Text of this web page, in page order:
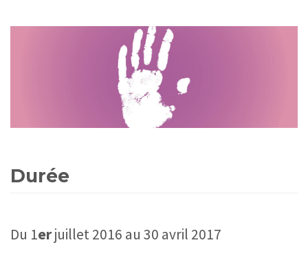
Durée
Du 1erjuillet 2016 au 30 avril 2017